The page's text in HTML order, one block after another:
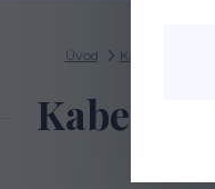
Úvod Kabelky
Kabelka